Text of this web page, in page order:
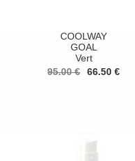
COOLWAY
GOAL
Vert
95.00 €
66.50 €